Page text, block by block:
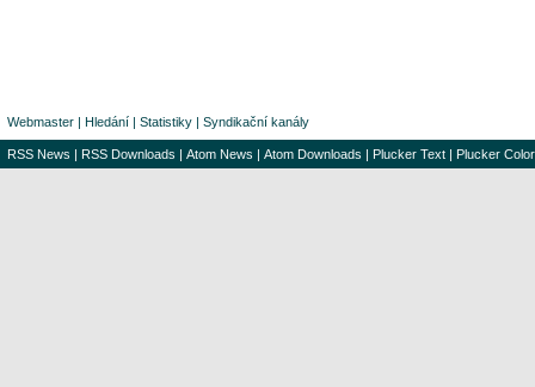
Webmaster | Hledání | Statistiky | Syndikační kanály
RSS News | RSS Downloads | Atom News | Atom Downloads | Plucker Text | Plucker Color